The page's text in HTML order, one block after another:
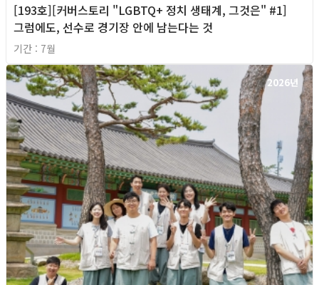
[193호][커버스토리 "LGBTQ+ 정치 생태계, 그것은" #1]
그럼에도, 선수로 경기장 안에 남는다는 것
기간 : 7월
2026년